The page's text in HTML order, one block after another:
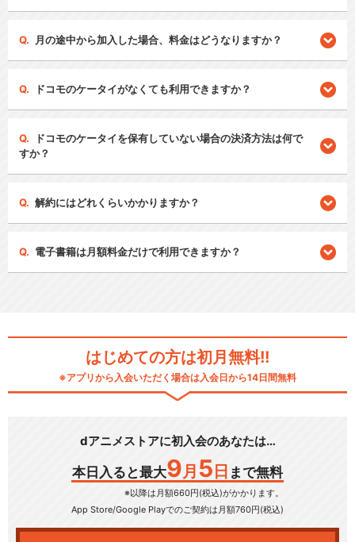
月の途中から加入した場合、料金はどうなりますか？
ドコモのケータイがなくても利用できますか？
ドコモのケータイを保有していない場合の決済方法は何で
すか？
解約にはどれくらいかかりますか？
電子書籍は月額料金だけで利用できますか？
はじめての方は初月無料!!
※アプリから入会いただく場合は入会日から14日間無料
dアニメストアに初入会のあなたは…
本日入ると最大9 月 5 日 まで無料
※以降は月額660円(税込)がかかります。
App Store/Google Playでのご契約は月額760円(税込)